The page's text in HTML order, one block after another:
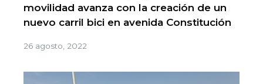
movilidad avanza con la creación de un
nuevo carril bici en avenida Constitución
26 agosto, 2022